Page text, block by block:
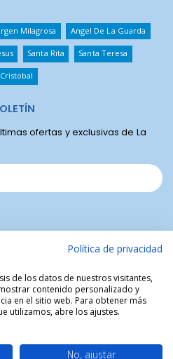
Milagrosa Angel De La Guarda
Santa Rita Santa Teresa
ofertas y exclusivas de La
de artículos religiosos del Santuario
Objetos sagrados
Política de privacidad
de los datos de nuestros visitantes,
contenido personalizado y
en el sitio web. Para obtener más
utilizamos, abre los ajustes.
No, ajustar